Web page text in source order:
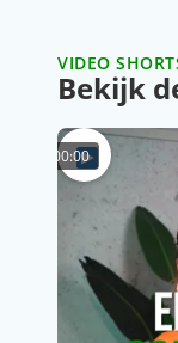
VIDEO
Bekijk
00:00